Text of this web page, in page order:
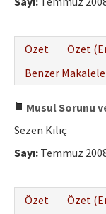
Özet
Özet
Benzer
Musul Sorunu
Sezen Kılıç
Sayı: Temmuz
Özet
Özet